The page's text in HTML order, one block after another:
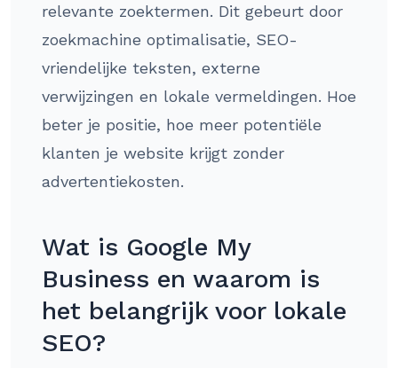
relevante zoektermen. Dit gebeurt door
zoekmachine optimalisatie, SEO-
vriendelijke teksten, externe
verwijzingen en lokale vermeldingen. Hoe
beter je positie, hoe meer potentiële
klanten je website krijgt zonder
advertentiekosten.
Wat is Google My
Business en waarom is
het belangrijk voor lokale
SEO?